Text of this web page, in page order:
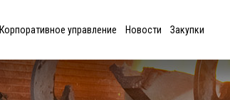
Корпоративное управление Новости Закупки